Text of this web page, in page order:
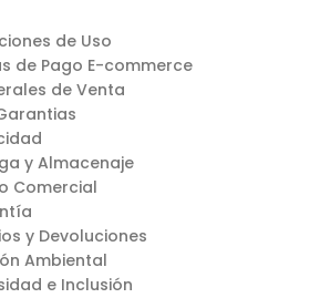
de Uso
de Pago E-commerce
de Venta
y Almacenaje
Comercial
y Devoluciones
Ambiental
e Inclusión